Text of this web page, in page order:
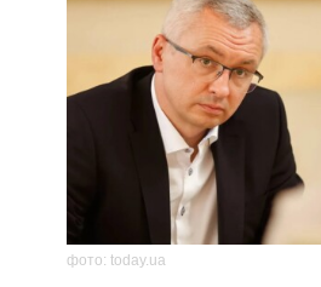
фото: today.ua